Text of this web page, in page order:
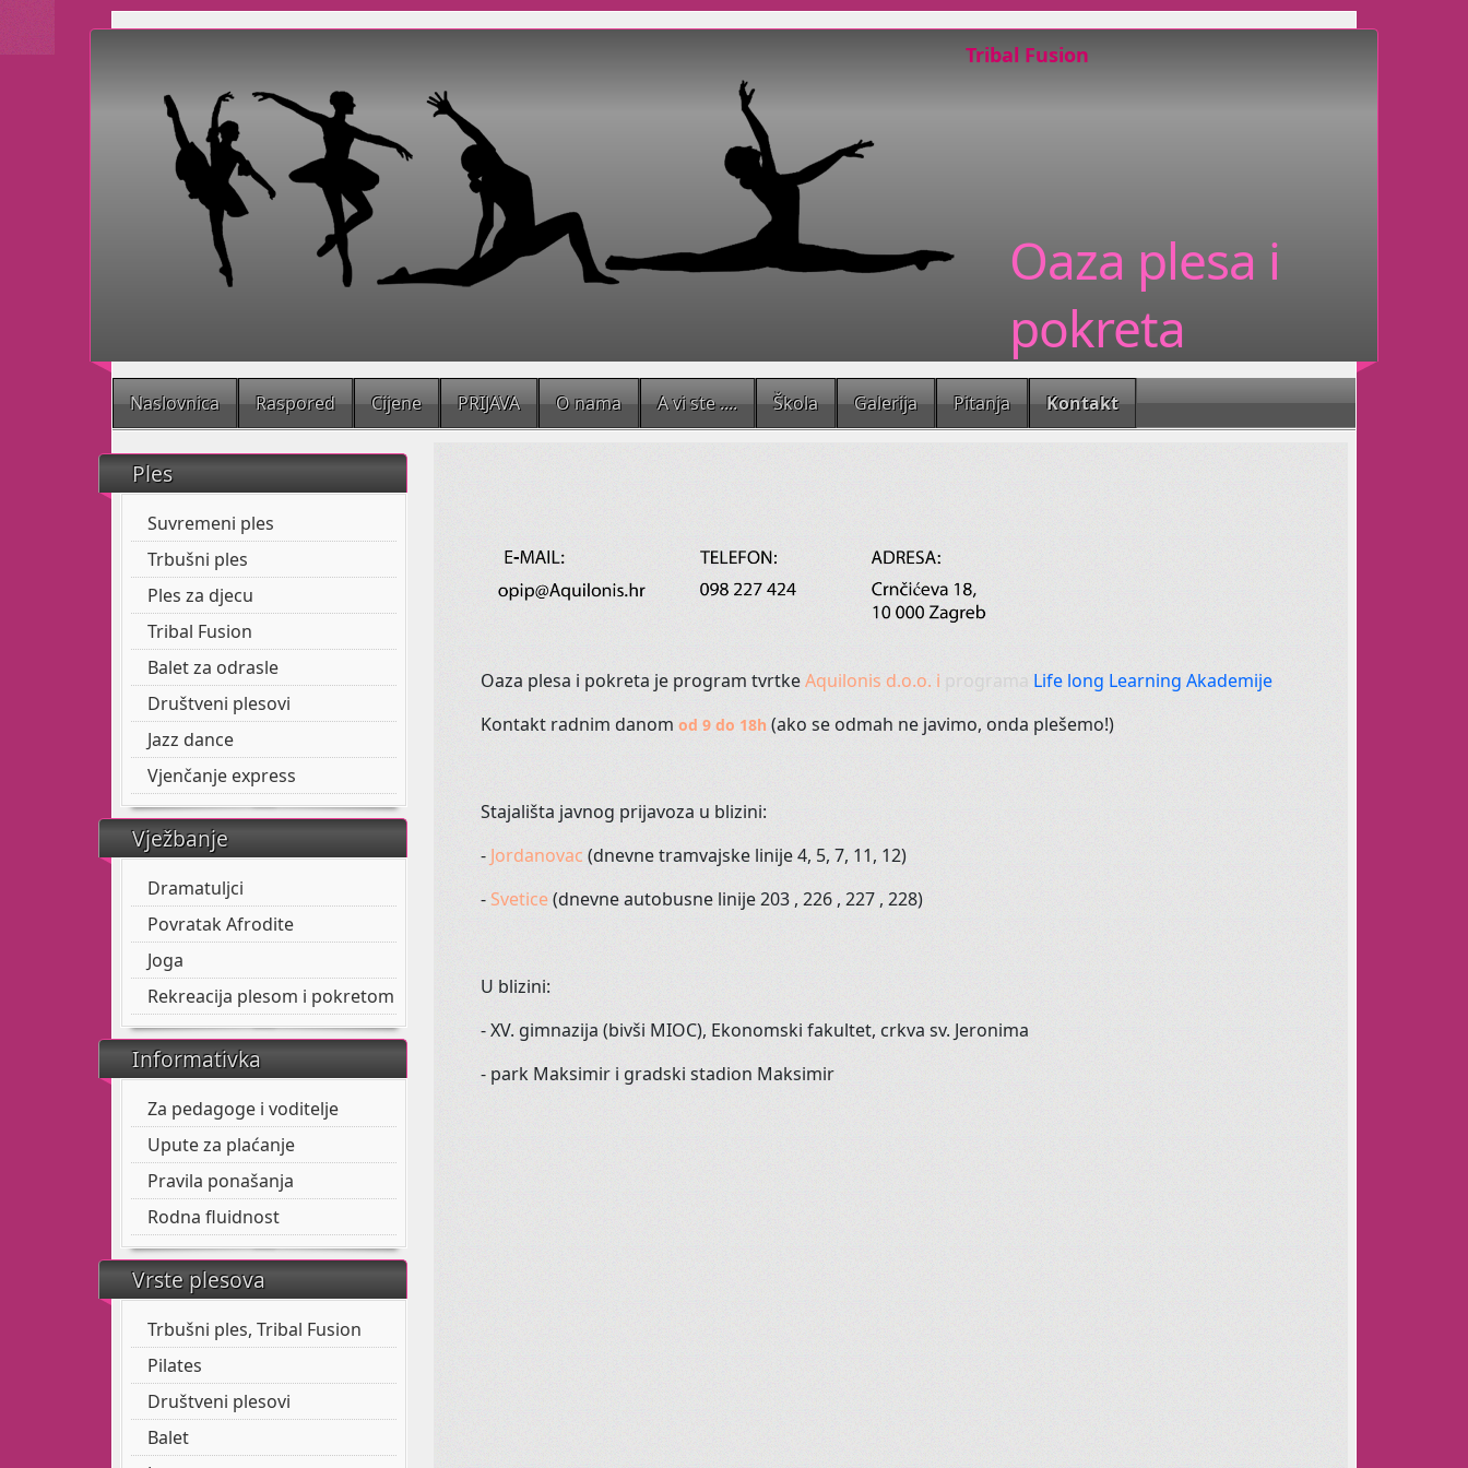
Tribal Fusion
Kad trbušnom plesu dodate elemente plesova sjevernoameričkih indijanaca,
pa i malo Flamenca, dobijete Tribal Fusion.
Mističniji, s naglašenom kostimografijom, ne može vas ostaviti
ravnodušnima.
Kad Vam se koža naježi dok plešete, znači da zaista nešto dobro radite za
Treba li gluma Vašoj djeci?!
bolesti i poremećaja, poput nesanice
Sad Jogu imamo u ranim jutarnjim terminima
Smijeteli vi uopće plesati?
Možeteli?
Oaza plesa i
pokreta
Naslovnica Raspored Cijene PRIJAVA O nama A vi ste .... Škola Galerija Pitanja Kontakt
Ples
Suvremeni ples
Trbušni ples
Ples za djecu
Tribal Fusion
Balet za odrasle
Društveni plesovi
Jazz dance
Vjenčanje express
Vježbanje
Dramatuljci
Povratak Afrodite
Joga
Rekreacija plesom i pokretom
Informativka
Za pedagoge i voditelje
Upute za plaćanje
Pravila ponašanja
Rodna fluidnost
Vrste plesova
Trbušni ples, Tribal Fusion
Pilates
Društveni plesovi
Balet
Oaza plesa i pokreta je programtvrtkeAquilonis d.o.o. i
Life long Learning Akademije
Kontakt radnim danom od 9 do 18h (ako seodmah ne javimo,onda plešemo!)
Stajališta javnog prijavoza u blizini:
- Jordanovac (dnevnetramvajske linije4, 5, 7, 11, 12)
- Svetice (dnevneautobusne linije203 , 226 , 227 , 228)
U blizini:
- XV. gimnazija (bivši MIOC), Ekonomski fakultet,crkva sv. Jeronima
- park Maksimir i gradski stadion Maksimir